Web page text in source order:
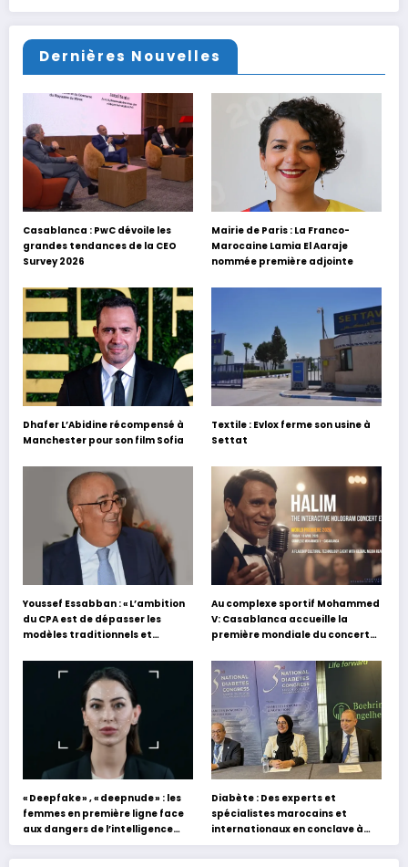
Dernières Nouvelles
Casablanca : PwC dévoile les
grandes tendances de la CEO
Survey 2026
Mairie de Paris : La Franco-
Marocaine Lamia El Aaraje
nommée première adjointe
Dhafer L’Abidine récompensé à
Manchester pour son film Sofia
Textile : Evlox ferme son usine à
Settat
Youssef Essabban : « L’ambition
du CPA est de dépasser les
modèles traditionnels et
s’appuyant sur le partage des
expériences »
Au complexe sportif Mohammed
V: Casablanca accueille la
première mondiale du concert
Hafez
« Deepfake » , « deepnude » : les
femmes en première ligne face
aux dangers de l’intelligence
artificielle
Diabète : Des experts et
spécialistes marocains et
internationaux en conclave à
Tanger